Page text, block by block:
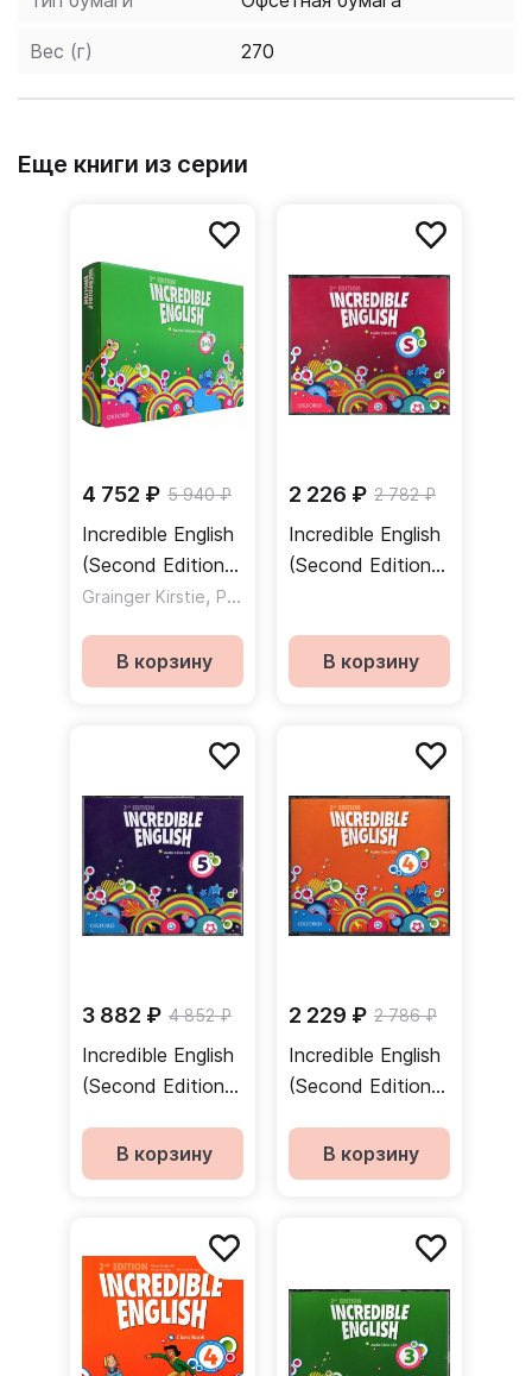
Вес (г) 270
Еще книги из серии
4 752 ₽ 5 940 ₽
Incredible English
(Second Edition)
3-4 Teacher's
Дополнительные
материалы для
Grainger Kirstie, Phillips Sarah
В корзину
2 226 ₽ 2 782 ₽
Incredible English
(Second Edition)
Аудиодиск
В корзину
3 882 ₽ 4 852 ₽
Incredible English
(Second Edition)
CDs 3 Discs /
Набор
В корзину
2 229 ₽ 2 786 ₽
Incredible English
(Second Edition)
CDs 3 Discs /
Набор
В корзину